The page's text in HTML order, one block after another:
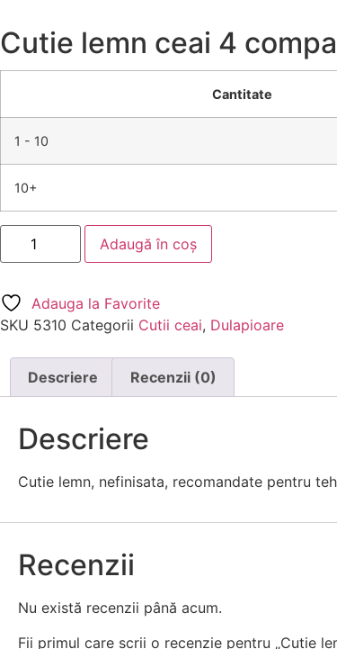
Cutie lemn ceai 4
Cantitate
1 - 10
10+
Adaugă în coș
Adauga la Favorite
SKU 5310 Categorii Cutii ceai, Dulapioare
Descriere Recenzii (0)
Descriere
Cutie lemn, nefinisata, recomandate pentru
Recenzii
Nu există recenzii până acum.
Fii primul care scrii o recenzie pentru „Cutie